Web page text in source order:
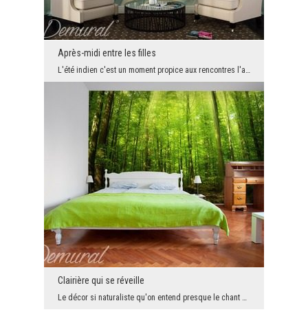
Après-midi entre les filles
L'été indien c'est un moment propice aux rencontres l'après-midi avec des amis proches. Ce qui es...
Clairière qui se réveille
Le décor si naturaliste qu'on entend presque le chant des oiseaux! Le papier peint original, verd...